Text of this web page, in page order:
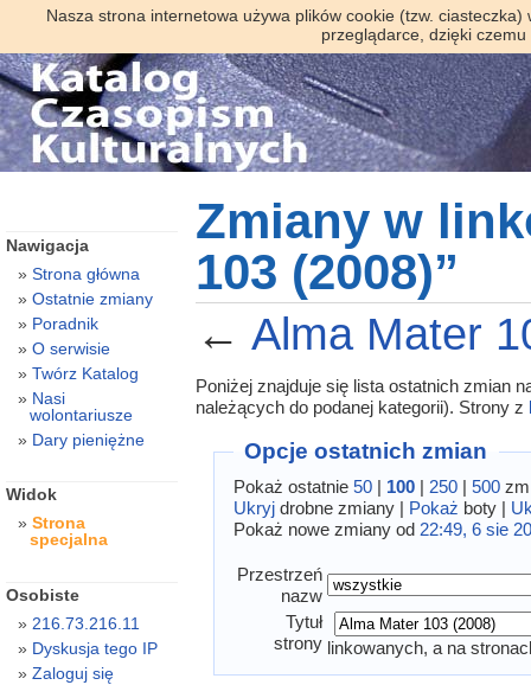
Nasza strona internetowa używa plików cookie (tzw.
przeglądarce, dzięki
Zmiany w
103 (2008)”
← Alma Mater
Poniżej znajduje się lista ostatnich zmian
należących do podanej kategorii). Strony z
Opcje ostatnich zmian
Pokaż ostatnie 50| 100| 250| 500
Ukryjdrobne zmiany | Pokaż boty |
Pokaż nowe zmiany od 22:49, 6 sie
Przestrzeń
nazw
Tytuł
strony linkowanych, a na
Nawigacja
Strona główna
Ostatnie zmiany
Poradnik
O serwisie
Twórz Katalog
Nasi
wolontariusze
Dary pieniężne
Widok
Strona
specjalna
Osobiste
216.73.216.11
Dyskusja tego IP
Zaloguj się